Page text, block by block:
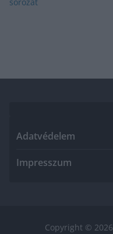
Adatvédelem
Impresszum
Copyright © 2026